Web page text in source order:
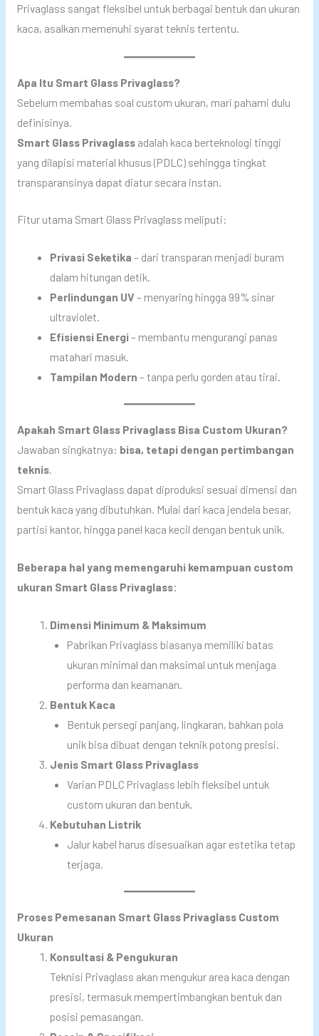
Privaglass sangat fleksibel untuk berbagai bentuk dan ukuran
kaca, asalkan memenuhi syarat teknis tertentu.
Apa Itu Smart Glass Privaglass?
Sebelum membahas soal custom ukuran, mari pahami dulu
definisinya.
Smart Glass Privaglassadalah kaca berteknologi tinggi
yang dilapisi material khusus (PDLC) sehingga tingkat
transparansinya dapat diatur secara instan.
Fitur utama Smart Glass Privaglass meliputi:
Privasi Seketika – dari transparan menjadi buram
dalam hitungan detik.
Perlindungan UV – menyaring hingga 99% sinar
ultraviolet.
Efisiensi Energi– membantu mengurangi panas
matahari masuk.
Tampilan Modern – tanpa perlu gorden atau tirai.
Apakah Smart Glass Privaglass Bisa Custom Ukuran?
Jawaban singkatnya: bisa, tetapi dengan pertimbangan
teknis.
Smart Glass Privaglass dapat diproduksi sesuai dimensi dan
bentuk kaca yang dibutuhkan. Mulai dari kaca jendela besar,
partisi kantor, hingga panel kaca kecil dengan bentuk unik.
Beberapa hal yang memengaruhi kemampuan custom
ukuran Smart Glass Privaglass:
Dimensi Minimum & Maksimum
Pabrikan Privaglass biasanya memiliki batas
ukuran minimal dan maksimal untuk menjaga
performa dan keamanan.
Bentuk Kaca
Bentuk persegi panjang, lingkaran, bahkan pola
unik bisa dibuat dengan teknik potong presisi.
Jenis Smart Glass Privaglass
Varian PDLC Privaglass lebih fleksibel untuk
custom ukuran dan bentuk.
Kebutuhan Listrik
Jalur kabel harus disesuaikan agar estetika tetap
terjaga.
Proses Pemesanan Smart Glass Privaglass Custom
Ukuran
Konsultasi & Pengukuran
Teknisi Privaglass akan mengukur area kaca dengan
presisi, termasuk mempertimbangkan bentuk dan
posisi pemasangan.